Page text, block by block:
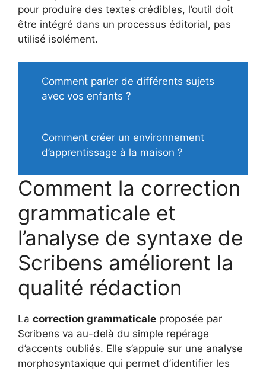
pour produire des textes crédibles, l’outil doit
être intégré dans un processus éditorial, pas
utilisé isolément.
Comment parler de différents sujets
avec vos enfants ?
Comment créer un environnement
d’apprentissage à la maison ?
Comment la correction
grammaticale et
l’analyse de syntaxe de
Scribens améliorent la
qualité rédaction
La correction grammaticale proposée par
Scribens va au-delà du simple repérage
d’accents oubliés. Elle s’appuie sur une analyse
morphosyntaxique qui permet d’identifier les